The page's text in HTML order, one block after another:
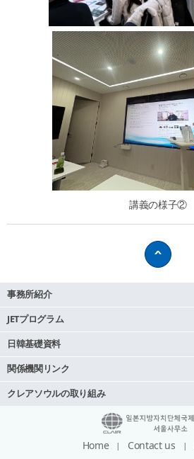
講義の様子②
事務所紹介
JETプログラム
日韓基礎資料
関係機関リンク
クレアソウルの取り組み
Home Contact us